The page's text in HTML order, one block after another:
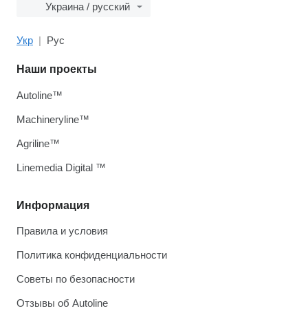
Украина / русский
Укр Рус
Информация
Правила и условия
Политика конфиденциальности
Советы по безопасности
Отзывы об Autoline
Наши проекты
Autoline™
Machineryline™
Agriline™
Linemedia Digital ™